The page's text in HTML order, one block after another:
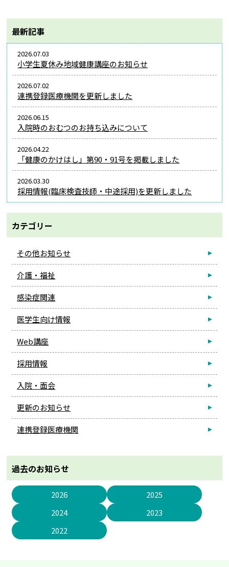
最新記事
2026.07.03
小学生夏休み地域健康講座のお知らせ
2026.07.02
連携登録医療機関を更新しました
2026.06.15
入院時のおむつのお持ち込みについて
2026.04.22
「健康のかけはし」第90・91号を掲載しました
2026.03.30
採用情報(臨床検査技師・中途採用)を更新しました
カテゴリー
その他お知らせ
介護・福祉
感染症関連
医学生向け情報
Web講座
採用情報
入院・面会
更新のお知らせ
連携登録医療機関
過去のお知らせ
2026
2025
2024
2023
2022